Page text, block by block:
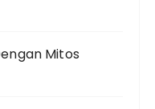
Mitos